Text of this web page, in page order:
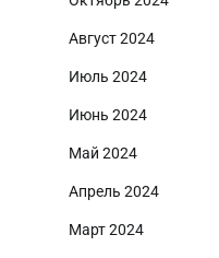
Август 2024
Июль 2024
Июнь 2024
Май 2024
Апрель 2024
Март 2024